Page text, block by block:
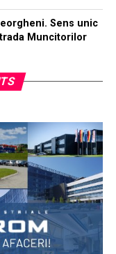
Sens unic
Muncitorilor